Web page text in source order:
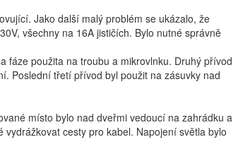
Jako další malý problém se ukázalo, že
všechny na 16A jističích. Bylo nutné správně
fáze použita na troubu a mikrovlnku. Druhý přívod
Poslední třetí přívod byl použit na zásuvky nad
místo bylo nad dveřmi vedoucí na zahrádku a
cesty pro kabel. Napojení světla bylo